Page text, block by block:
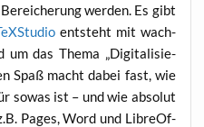
wer­den. Es gibt
ent­steht mit wach­
um das The­ma „Digi­ta­li­sie­
Spaß macht dabei fast, wie
sowas ist – und wie abso­lut
Pages, Word und Libre­Of­